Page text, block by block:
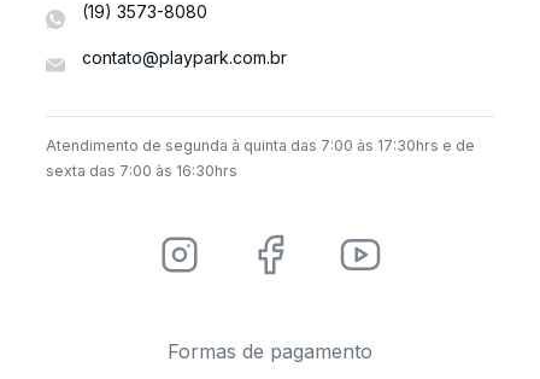
(19) 3573-8080
contato@playpark.com.br
Atendimento de segunda à quinta das 7:00 às 17:30hrs e de
sexta das 7:00 às 16:30hrs
Formas de pagamento